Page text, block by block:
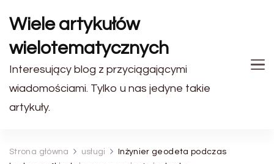
Wiele artykułów
wielotematycznych
Interesujący blog z przyciągającymi
wiadomościami. Tylko u nas jedyne takie
artykuły.
Strona główna usługi
Inżynier geodeta podczas